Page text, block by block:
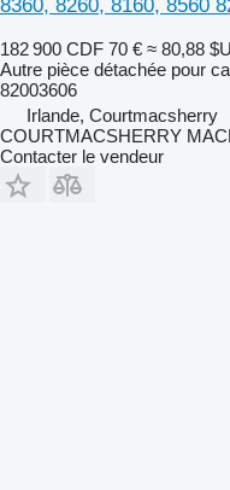
8360, 8260, 8160, 8560
182 900 CDF 70 € ≈ 80,88
Autre pièce détachée pour
82003606
Irlande, Courtmacsherry
COURTMACSHERRY
Contacter le vendeur